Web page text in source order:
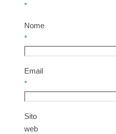
*
Nome
*
Email
*
Sito
web